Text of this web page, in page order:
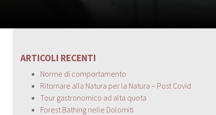
ARTICOLI RECENTI
Norme di comportamento
Ritornare alla Natura per la Natura – Post Covid
Tour gastronomico ad alta quota
Forest Bathing nelle Dolomiti